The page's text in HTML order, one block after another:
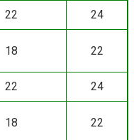
22
24
18 22
22
24
18 22